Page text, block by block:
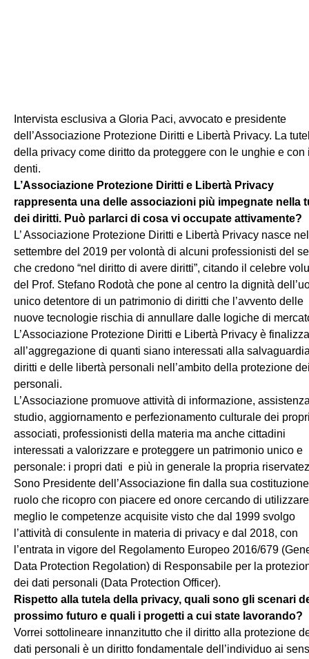
Intervista esclusiva a Gloria Paci, avvocato e presidente
dell’Associazione Protezione Diritti e Libertà Privacy. La
della privacy come diritto da proteggere con le unghie e con
denti.
L’Associazione Protezione Diritti e Libertà Privacy
rappresenta una delle associazioni più impegnate nella
dei diritti. Può parlarci di cosa vi occupate attivamente?
L’ Associazione Protezione Diritti e Libertà Privacy nasce nel
settembre del 2019 per volontà di alcuni professionisti del
che credono “nel diritto di avere diritti”, citando il celebre
del Prof. Stefano Rodotà che pone al centro la dignità
unico detentore di un patrimonio di diritti che l’avvento delle
nuove tecnologie rischia di annullare dalle logiche di
L’Associazione Protezione Diritti e Libertà Privacy è
all’aggregazione di quanti siano interessati alla
diritti e delle libertà personali nell’ambito della protezione
personali.
L’Associazione promuove attività di informazione,
studio, aggiornamento e perfezionamento culturale dei
associati, professionisti della materia ma anche cittadini
interessati a valorizzare e proteggere un patrimonio unico e
personale: i propri dati e più in generale la propria
Sono Presidente dell’Associazione fin dalla sua
ruolo che ricopro con piacere ed onore cercando di
meglio le competenze acquisite visto che dal 1999 svolgo
l’attività di consulente in materia di privacy e dal 2018, con
l’entrata in vigore del Regolamento Europeo 2016/679
Data Protection Regolation) di Responsabile per la
dei dati personali (Data Protection Officer).
Rispetto alla tutela della privacy, quali sono gli scenari
prossimo futuro e quali i progetti a cui state lavorando?
Vorrei sottolineare innanzitutto che il diritto alla protezione
dati personali è un diritto fondamentale dell’individuo ai